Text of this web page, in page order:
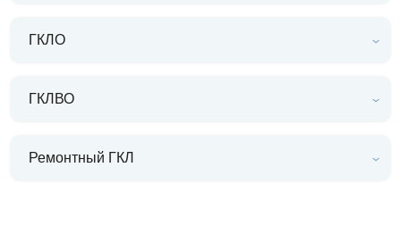
ГКЛО
ГКЛВО
Ремонтный ГКЛ